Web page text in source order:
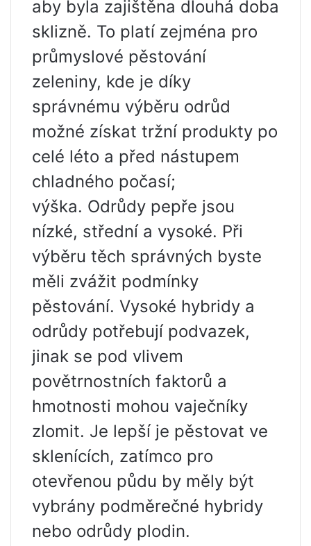
aby byla zajištěna dlouhá doba
sklizně. To platí zejména pro
průmyslové pěstování
zeleniny, kde je díky
správnému výběru odrůd
možné získat tržní produkty po
celé léto a před nástupem
chladného počasí;
výška. Odrůdy pepře jsou
nízké, střední a vysoké. Při
výběru těch správných byste
měli zvážit podmínky
pěstování. Vysoké hybridy a
odrůdy potřebují podvazek,
jinak se pod vlivem
povětrnostních faktorů a
hmotnosti mohou vaječníky
zlomit. Je lepší je pěstovat ve
sklenících, zatímco pro
otevřenou půdu by měly být
vybrány podměrečné hybridy
nebo odrůdy plodin.